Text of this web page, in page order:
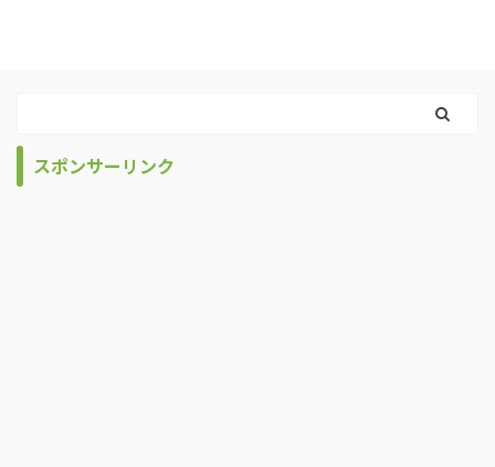
スポンサーリンク